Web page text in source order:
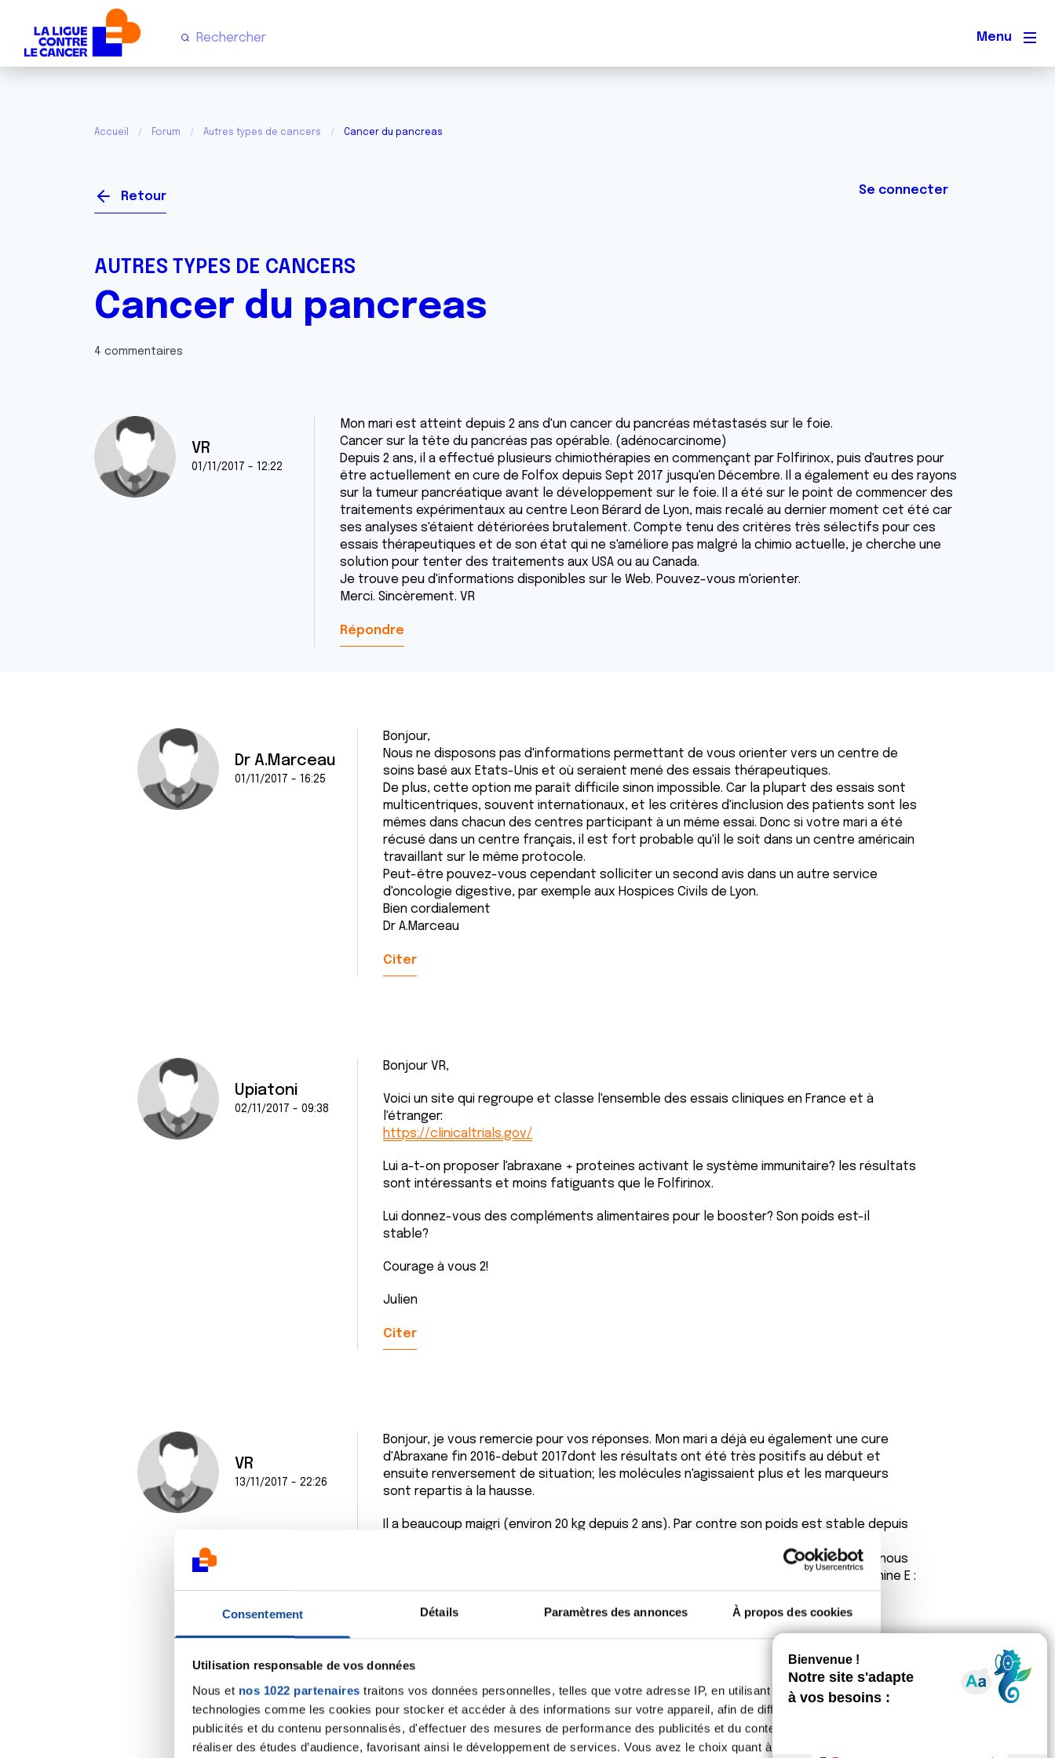
Consentement Détails Paramètres des annonces À propos des cookies
Utilisation responsable de vos données
Nous et nos 1022 partenaires traitons vos données personnelles, telles que votre adresse IP, en utilisant des
technologies comme les cookies pour stocker et accéder à des informations sur votre appareil, afin de diffuser des
publicités et du contenu personnalisés, d'effectuer des mesures de performance des publicités et du contenu, ainsi que de
réaliser des études d’audience, favorisant ainsi le développement de services. Vous avez le choix quant à l'utilisation de
Menu
Accueil Forum Autres types de cancers Cancer du pancreas
Retour Se connecter
AUTRES TYPES DE CANCERS
Cancer du pancreas
4 commentaires
VR
01/11/2017 - 12:22
Mon mari est atteint depuis 2 ans d'un cancer du pancréas métastasés sur le foie.
Cancer sur la tête du pancréas pas opérable. (adénocarcinome)
Depuis 2 ans, il a effectué plusieurs chimiothérapies en commençant par Folfirinox, puis d'autres pour
être actuellement en cure de Folfox depuis Sept 2017 jusqu'en Décembre. Il a également eu des rayons
sur la tumeur pancréatique avant le développement sur le foie. Il a été sur le point de commencer des
traitements expérimentaux au centre Leon Bérard de Lyon, mais recalé au dernier moment cet été car
ses analyses s'étaient détériorées brutalement. Compte tenu des critères très sélectifs pour ces
essais thérapeutiques et de son état qui ne s'améliore pas malgré la chimio actuelle, je cherche une
solution pour tenter des traitements aux USA ou au Canada.
Je trouve peu d'informations disponibles sur le Web. Pouvez-vous m'orienter.
Merci. Sincèrement. VR
Répondre
Dr A.Marceau
01/11/2017 - 16:25
Bonjour,
Nous ne disposons pas d'informations permettant de vous orienter vers un centre de
soins basé aux Etats-Unis et où seraient mené des essais thérapeutiques.
De plus, cette option me paraît difficile sinon impossible. Car la plupart des essais sont
multicentriques, souvent internationaux, et les critères d'inclusion des patients sont les
mêmes dans chacun des centres participant à un même essai. Donc si votre mari a été
récusé dans un centre français, il est fort probable qu'il le soit dans un centre américain
travaillant sur le même protocole.
Peut-être pouvez-vous cependant solliciter un second avis dans un autre service
d'oncologie digestive, par exemple aux Hospices Civils de Lyon.
Bien cordialement
Dr A.Marceau
Citer
Upiatoni
02/11/2017 - 09:38
Bonjour VR,
Voici un site qui regroupe et classe l'ensemble des essais cliniques en France et à
l'étranger:
https://clinicaltrials.gov/
Lui a-t-on proposer l'abraxane + proteines activant le système immunitaire? les résultats
sont intéressants et moins fatiguants que le Folfirinox.
Lui donnez-vous des compléments alimentaires pour le booster? Son poids est-il
stable?
Courage à vous 2!
Julien
Citer
VR
13/11/2017 - 22:26
Bonjour, je vous remercie pour vos réponses. Mon mari a déjà eu également une cure
d'Abraxane fin 2016-debut 2017dont les résultats ont été très positifs au début et
ensuite renversement de situation; les molécules n'agissaient plus et les marqueurs
sont repartis à la hausse.
Il a beaucoup maigri (environ 20 kg depuis 2 ans). Par contre son poids est stable depuis
En complément alimentaire, mis à part des compléments protéinés type Clinutren, nous
avons également lu des publications sur les actions positives d'une forme de vitamine E :
les tocotriénols dont il prend actuellement 2 gélules par jour.
Nous avons de nouveau rendez vous à l'institut Bérard de Lyon en décembre.
Par ailleurs, nous avons également consulté à plusieurs reprises le professeur Sauvanet
de l'Hôpital Baujon à Paris; le but était d'envisager à l'époque une opération qui s'avère
malheureusement impossible compte tenu de la localisation de la tumeur.
Néanmoins, en plus de la piste essais cliniques, je cherche également à savoir si d'autres
nouveaux protocoles non encore homologués en France le seraient dans d'autres pays
européens ou ailleurs qui pourraient peut-être apporter une piste.
Merci